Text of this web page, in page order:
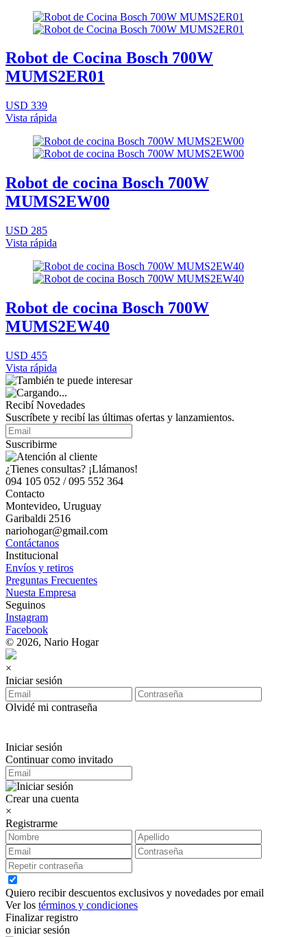
Robot de Cocina Bosch 700W
MUMS2ER01
USD 339
Vista rápida
Robot de cocina Bosch 700W
MUMS2EW00
USD 285
Vista rápida
Robot de cocina Bosch 700W
MUMS2EW40
USD 455
Vista rápida
Recibí Novedades
Suscríbete y recibí las últimas ofertas y lanzamientos.
Suscribirme
¿Tienes consultas? ¡Llámanos!
094 105 052 / 095 552 364
Contacto
Montevideo, Uruguay
Garibaldi 2516
nariohogar@gmail.com
Contáctanos
Institucional
Envíos y retiros
Preguntas Frecuentes
Nuesta Empresa
Seguinos
Instagram
Facebook
© 2026, Nario Hogar
×
Iniciar sesión
Olvidé mi contraseña
Iniciar sesión
Continuar como invitado
Crear una cuenta
×
Registrarme
Quiero recibir descuentos exclusivos y novedades por email
Ver los términos y condiciones
Finalizar registro
o iniciar sesión